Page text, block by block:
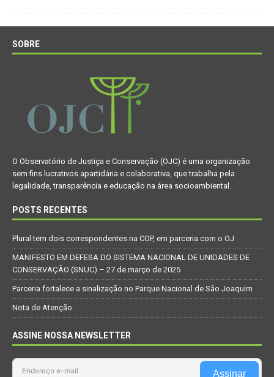
SOBRE
O Observatório de Justiça e Conservação (OJC) é uma organização
sem fins lucrativos apartidária e colaborativa, que trabalha pela
legalidade, transparência e educação na área socioambiental.
POSTS RECENTES
Plural tem dois correspondentes na COP, em parceria com o OJ
MANIFESTO EM DEFESA DO SISTEMA NACIONAL DE UNIDADES DE
CONSERVAÇÃO (SNUC) – 27 de março de 2025
Parceria fortalece a sinalização no Parque Nacional de São Joaquim
Nota de Atenção
ASSINE NOSSA NEWSLETTER
Assinar